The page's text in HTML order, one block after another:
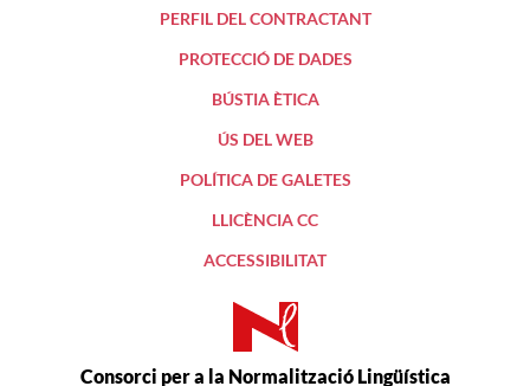
PERFIL DEL CONTRACTANT
PROTECCIÓ DE DADES
BÚSTIA ÈTICA
ÚS DEL WEB
POLÍTICA DE GALETES
LLICÈNCIA CC
ACCESSIBILITAT
Consorci per a la Normalització Lingüística